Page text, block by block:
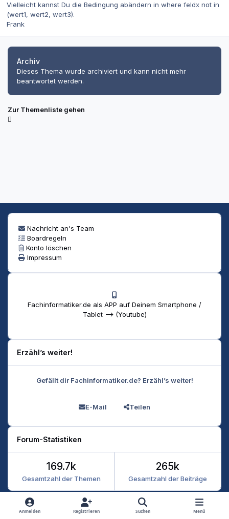
Vielleicht kannst Du die Bedingung abändern in where feldx not in
(wert1, wert2, wert3).
Frank
Archiv
Dieses Thema wurde archiviert und kann nicht mehr
beantwortet werden.
Zur Themenliste gehen
Nachricht an's Team
Boardregeln
Konto löschen
Impressum
Fachinformatiker.de als APP auf Deinem Smartphone /
Tablet --> (Youtube)
Erzähl’s weiter!
Gefällt dir Fachinformatiker.de? Erzähl’s weiter!
E-Mail Teilen
Forum-Statistiken
Gesamtzahl der Themen
169.7k
Gesamtzahl der Beiträge
265k
Heller Modus
Dunkler Modus
Systemeinstellung
Anmelden Registrieren Suchen Menü